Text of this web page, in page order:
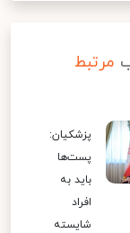
مرتبط
پزشکیان:
پست‌ها
باید به
افراد
شایسته